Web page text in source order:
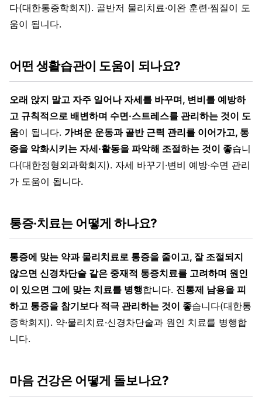
다(대한통증학회지). 골반저 물리치료·이완 훈련·찜질이 도
움이 됩니다.
어떤 생활습관이 도움이 되나요?
오래 앉지 말고 자주 일어나 자세를 바꾸며, 변비를 예방하
고 규칙적으로 배변하며 수면·스트레스를 관리하는 것이 도
움이 됩니다. 가벼운 운동과 골반 근력 관리를 이어가고, 통
증을 악화시키는 자세·활동을 파악해 조절하는 것이 좋습니
다(대한정형외과학회지). 자세 바꾸기·변비 예방·수면 관리
가 도움이 됩니다.
통증·치료는 어떻게 하나요?
통증에 맞는 약과 물리치료로 통증을 줄이고, 잘 조절되지
않으면 신경차단술 같은 중재적 통증치료를 고려하며 원인
이 있으면 그에 맞는 치료를 병행합니다. 진통제 남용을 피
하고 통증을 참기보다 적극 관리하는 것이 좋습니다(대한통
증학회지). 약·물리치료·신경차단술과 원인 치료를 병행합
니다.
마음 건강은 어떻게 돌보나요?